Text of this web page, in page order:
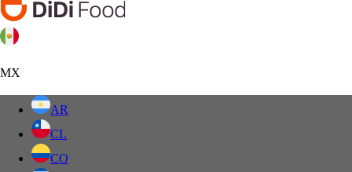
MX
AR
CL
CO